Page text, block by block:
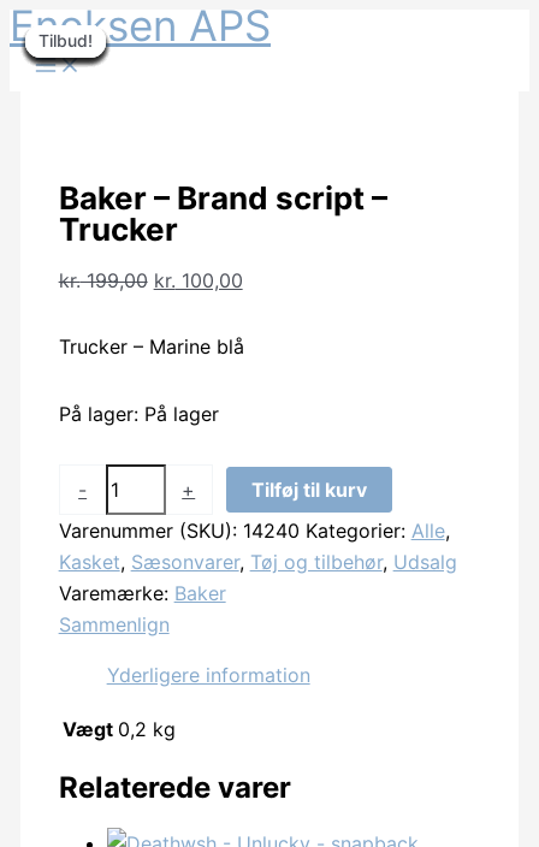
Gå
til
Enoksen APS
Tilbud!
Baker – Brand script –
Trucker
kr.199,00 Den
pris
kr. 199,00.
kr. 100,00Den
pris
Trucker – Marine blå
På lager: På lager
-
Brand
script
-
Trucker
+
Tilføj til kurv
Varenummer (SKU): 14240 Kategorier: Alle,
Kasket, Sæsonvarer, Tøj og tilbehør, Udsalg
Varemærke: Baker
Sammenlign
Yderligere information
Vægt 0,2 kg
Relaterede varer
Tilbud!
Tilbud!
Tilbud!
Tilbud!
Tilbud!
Tilbud!
Tilbud!
Tilbud!
Tilbud!
Tilbud!
Tilbud!
Tilbud!